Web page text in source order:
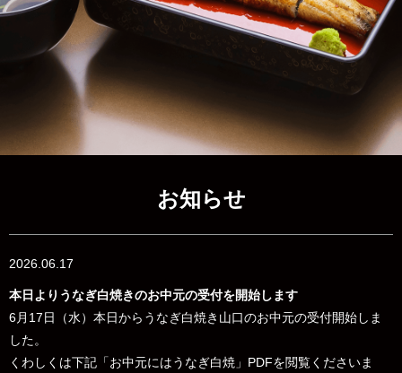
お知らせ
2026.06.17
本日よりうなぎ白焼きのお中元の受付を開始します
6月17日（水）本日からうなぎ白焼き山口のお中元の受付開始しま
した。
くわしくは下記「お中元にはうなぎ白焼」PDFを閲覧くださいま